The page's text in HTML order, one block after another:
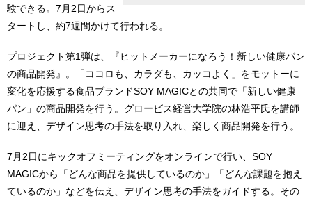
験できる。7月2日からス
タートし、約7週間かけて行われる。
プロジェクト第1弾は、『ヒットメーカーになろう！新しい健康パン
の商品開発』。「ココロも、カラダも、カッコよく」をモットーに
変化を応援する食品ブランドSOY MAGICとの共同で「新しい健康
パン」の商品開発を行う。グロービス経営大学院の林浩平氏を講師
に迎え、デザイン思考の手法を取り入れ、楽しく商品開発を行う。
7月2日にキックオフミーティングをオンラインで行い、SOY
MAGICから「どんな商品を提供しているのか」「どんな課題を抱え
ているのか」などを伝え、デザイン思考の手法をガイドする。その